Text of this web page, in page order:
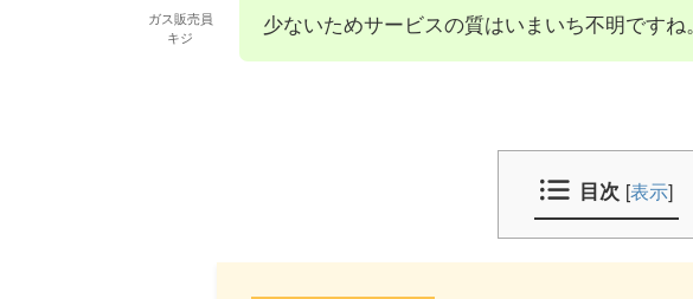
ガス販売員
キジ
少ないためサービスの質はいまいち不明ですね。
目次 [表示]